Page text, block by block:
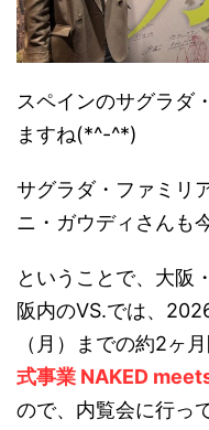
スペインのサグラダ
ますね(*^-^*)
サグラダ・ファミリ
ニ・ガウディさんも
ということで、大阪
阪内のVS.では、
（月）までの約2ヶ月
式事業 NAKED
ので、内覧会に行っ